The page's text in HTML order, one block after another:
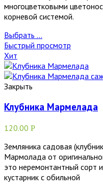
многоцветковыми
корневой системой.
Выбрать ...
Быстрый просмотр
Хит
Закрыть
Клубника Мармелада
120.00 Р
Земляника садовая
Мармолада от
это неремонтантный сорт
кустарник с обильной